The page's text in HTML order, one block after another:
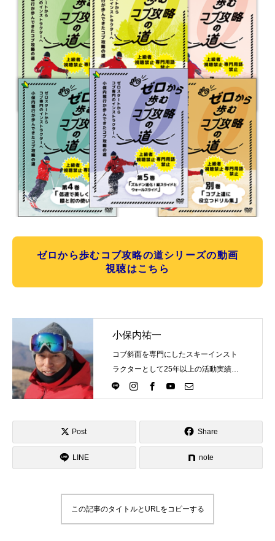
ゼロから歩むコブ攻略の道シリーズの動画
視聴はこちら
小保内祐一
コブ斜面を専門にしたスキーインスト
ラクターとして25年以上の活動実績。
Directlineスキースクール代表として、
スキーインストラクターが職業選択の
Post Share
LINE note
この記事のタイトルとURLをコピーする